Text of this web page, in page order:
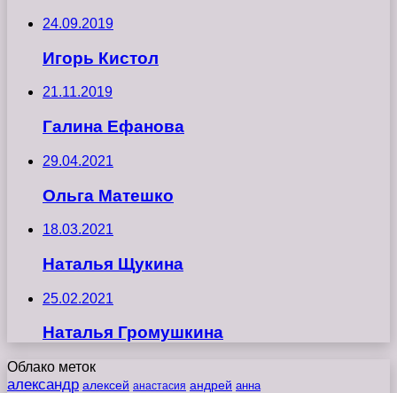
24.09.2019
Игорь Кистол
21.11.2019
Галина Ефанова
29.04.2021
Ольга Матешко
18.03.2021
Наталья Щукина
25.02.2021
Наталья Громушкина
Облако меток
александр алексей анастасия андрей анна